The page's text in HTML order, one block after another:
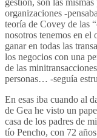
organizaciones -
teoría de Covey de las
nosotros tenemos en
ganar en todas las
los negocios con una
de las
personas… -seguía
En esas iba cuando al
de Gea he visto un
casa de los padres de
tío Pencho, con 72